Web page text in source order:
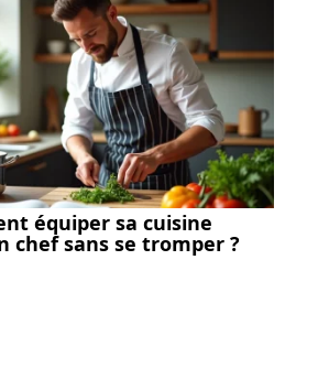
équiper sa cuisine
chef sans se tromper ?